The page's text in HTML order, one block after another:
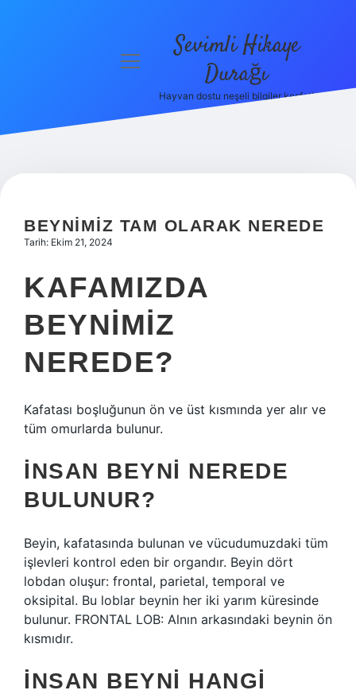
Hakkımızda
menüyü
Sevimli Hikaye
Durağı
Hayvan dostu neşeli bilgiler keşfet!
BEYNIMIZ TAM OLARAK NEREDE
Tarih: Ekim 21, 2024
KAFAMIZDA
BEYNIMIZ
NEREDE?
Kafatası boşluğunun ön ve üst kısmında yer alır ve
tüm omurlarda bulunur.
İNSAN BEYNI NEREDE
BULUNUR?
Beyin, kafatasında bulunan ve vücudumuzdaki tüm
işlevleri kontrol eden bir organdır. Beyin dört
lobdan oluşur: frontal, parietal, temporal ve
oksipital. Bu loblar beynin her iki yarım küresinde
bulunur. FRONTAL LOB: Alnın arkasındaki beynin ön
kısmıdır.
İNSAN BEYNI HANGI